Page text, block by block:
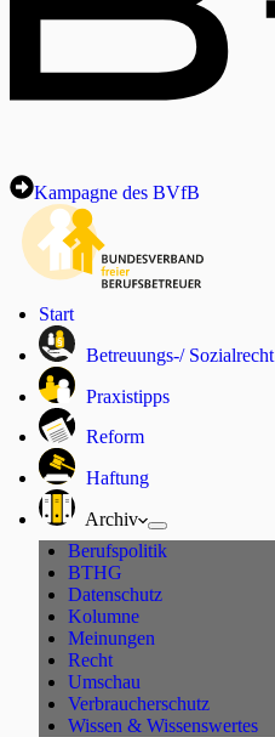
Kampagne des BVfB
Start
Betreuungs-/ Sozialrecht
Praxistipps
Reform
Haftung
Archiv
Berufspolitik
BTHG
Datenschutz
Kolumne
Meinungen
Recht
Umschau
Verbraucherschutz
Wissen & Wissenswertes